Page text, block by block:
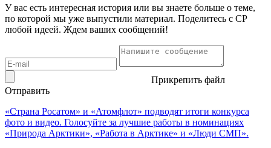
У вас есть интересная история или вы знаете больше о теме,
по которой мы уже выпустили материал. Поделитесь с СР
любой идеей. Ждем ваших сообщений!
Прикрепить файл
Отправить
«Страна Росатом» и «Атомфлот» подводят итоги конкурса
фото и видео. Голосуйте за лучшие работы в номинациях
«Природа Арктики», «Работа в Арктике» и «Люди СМП».